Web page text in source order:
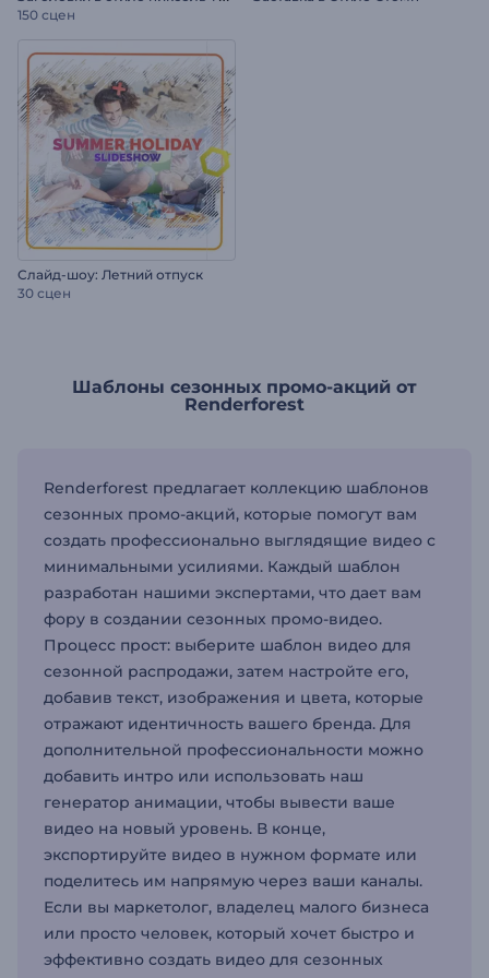
150 сцен
Слайд-шоу: Летний отпуск
30 сцен
Шаблоны сезонных промо-акций от
Renderforest
Renderforest предлагает коллекцию шаблонов
сезонных промо-акций, которые помогут вам
создать профессионально выглядящие видео с
минимальными усилиями. Каждый шаблон
разработан нашими экспертами, что дает вам
фору в создании сезонных промо-видео.
Процесс прост: выберите шаблон видео для
сезонной распродажи, затем настройте его,
добавив текст, изображения и цвета, которые
отражают идентичность вашего бренда. Для
дополнительной профессиональности можно
добавить интро или использовать наш
генератор анимации, чтобы вывести ваше
видео на новый уровень. В конце,
экспортируйте видео в нужном формате или
поделитесь им напрямую через ваши каналы.
Если вы маркетолог, владелец малого бизнеса
или просто человек, который хочет быстро и
эффективно создать видео для сезонных